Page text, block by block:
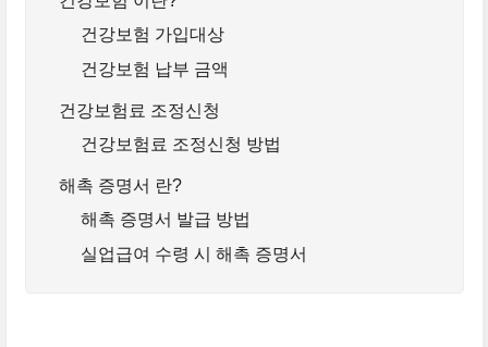
건강보험 가입대상
건강보험 납부 금액
건강보험료 조정신청
건강보험료 조정신청 방법
해촉 증명서 란?
해촉 증명서 발급 방법
실업급여 수령 시 해촉 증명서